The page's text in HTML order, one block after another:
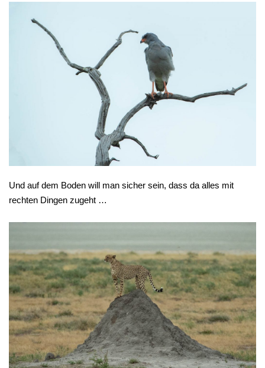
Und auf dem Boden will man sicher sein, dass da alles mit
rechten Dingen zugeht …